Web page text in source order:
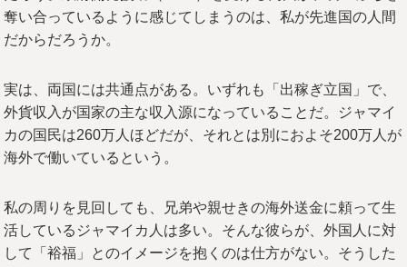
奪い合っているように感じてしまうのは、私が先進国の人間
だからだろうか。
実は、両国には共通点がある。いずれも「出稼ぎ立国」で、
外貨収入が国家の主な収入源になっていることだ。ジャマイ
カの国民は260万人ほどだが、それとは別におよそ200万人が
海外で働いているという。
私の周りを見回しても、兄弟や親せきの海外送金に頼って生
活しているジャマイカ人は多い。そんな彼らが、外国人に対
して「裕福」とのイメージを抱くのは仕方がない。そうした